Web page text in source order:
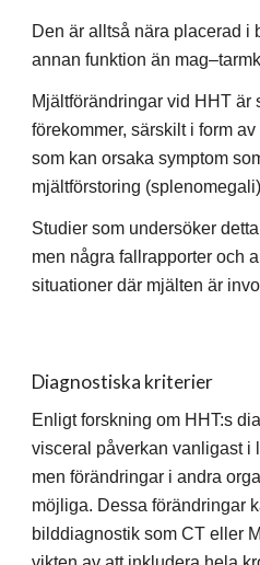
Den är alltså nära placerad i
annan funktion än
Mjältförändringar vid HHT är
förekommer, särskilt i form
som kan orsaka symptom
mjältförstoring
Studier som undersöker
men några fallrapporter och
situationer där mjälten är
Diagnostiska kriterier
Enligt forskning om HHT:s
visceral påverkan vanligast i
men förändringar i andra
möjliga. Dessa förändringar
bilddiagnostik som CT eller